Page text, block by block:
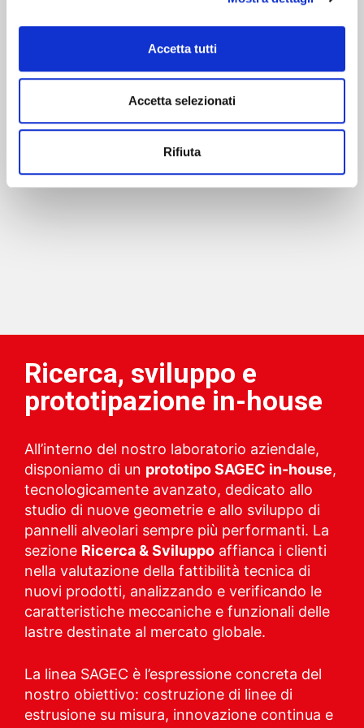
Accetta tutti
Accetta selezionati
Rifiuta
risultato è frutto di un processo preciso,
flessibile e altamente tecnologico, pensato
per garantire performance, qualità e
affidabilità in ogni applicazione.
Ricerca, sviluppo e
prototipazione in-house
All’interno del nostro laboratorio aziendale,
disponiamo di un prototipo SAGEC in-house,
tecnologicamente avanzato, dedicato allo
studio di nuove geometrie e allo sviluppo di
pannelli alveolari sempre più performanti. La
sezione Ricerca & Sviluppo affianca i clienti
nella valutazione della fattibilità tecnica di
nuovi prodotti, analizzando e verificando le
caratteristiche meccaniche e funzionali delle
lastre destinate al mercato globale.
La linea SAGEC è l’espressione concreta del
nostro obiettivo: costruzione di linee di
estrusione su misura, innovazione continua e